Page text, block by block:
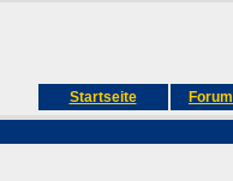
Startseite Forum